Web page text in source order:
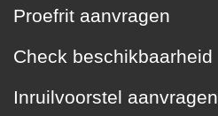
Proefrit aanvragen
Check beschikbaarheid
Inruilvoorstel aanvragen